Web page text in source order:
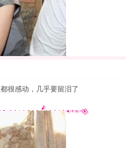
很感动，几乎要留泪了